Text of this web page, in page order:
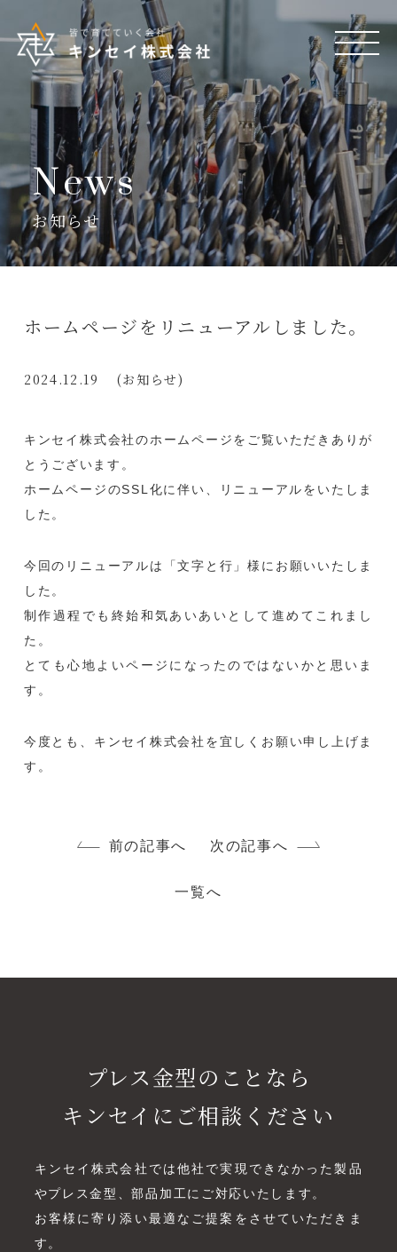
メッセージ キンセイの強み 取り組み 会社情報
News
お知らせ
ホームページをリニューアルしました。
2024.12.19 (お知らせ)
キンセイ株式会社のホームページをご覧いただきありが
とうございます。
ホームページのSSL化に伴い、リニューアルをいたしま
した。
今回のリニューアルは「文字と行 」様にお願いいたしま
した。
制作過程でも終始和気あいあいとして進めてこれまし
た。
とても心地よいページになったのではないかと思いま
す。
今度とも、キンセイ株式会社を宜しくお願い申し上げま
す。
前の記事へ 次の記事へ
一覧へ
プレス金型のことなら
キンセイにご相談ください
キンセイ株式会社では他社で実現できなかった製品
やプレス金型、部品加工にご対応いたします。
お客様に寄り添い最適なご提案をさせていただきま
す。